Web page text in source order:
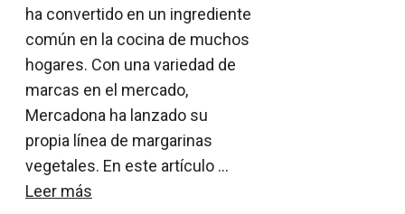
ha convertido en un ingrediente
común en la cocina de muchos
hogares. Con una variedad de
marcas en el mercado,
Mercadona ha lanzado su
propia línea de margarinas
vegetales. En este artículo …
Leer más